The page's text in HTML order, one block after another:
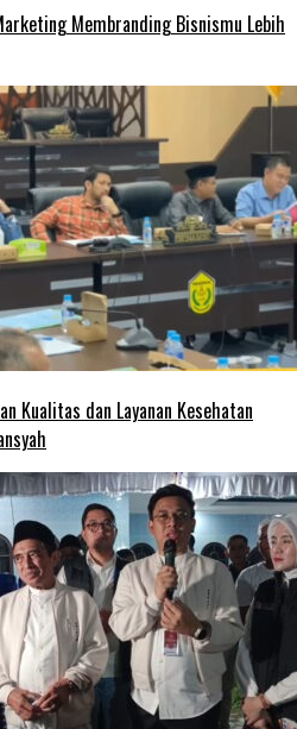
Membranding Bisnismu Lebih
Kualitas dan Layanan Kesehatan